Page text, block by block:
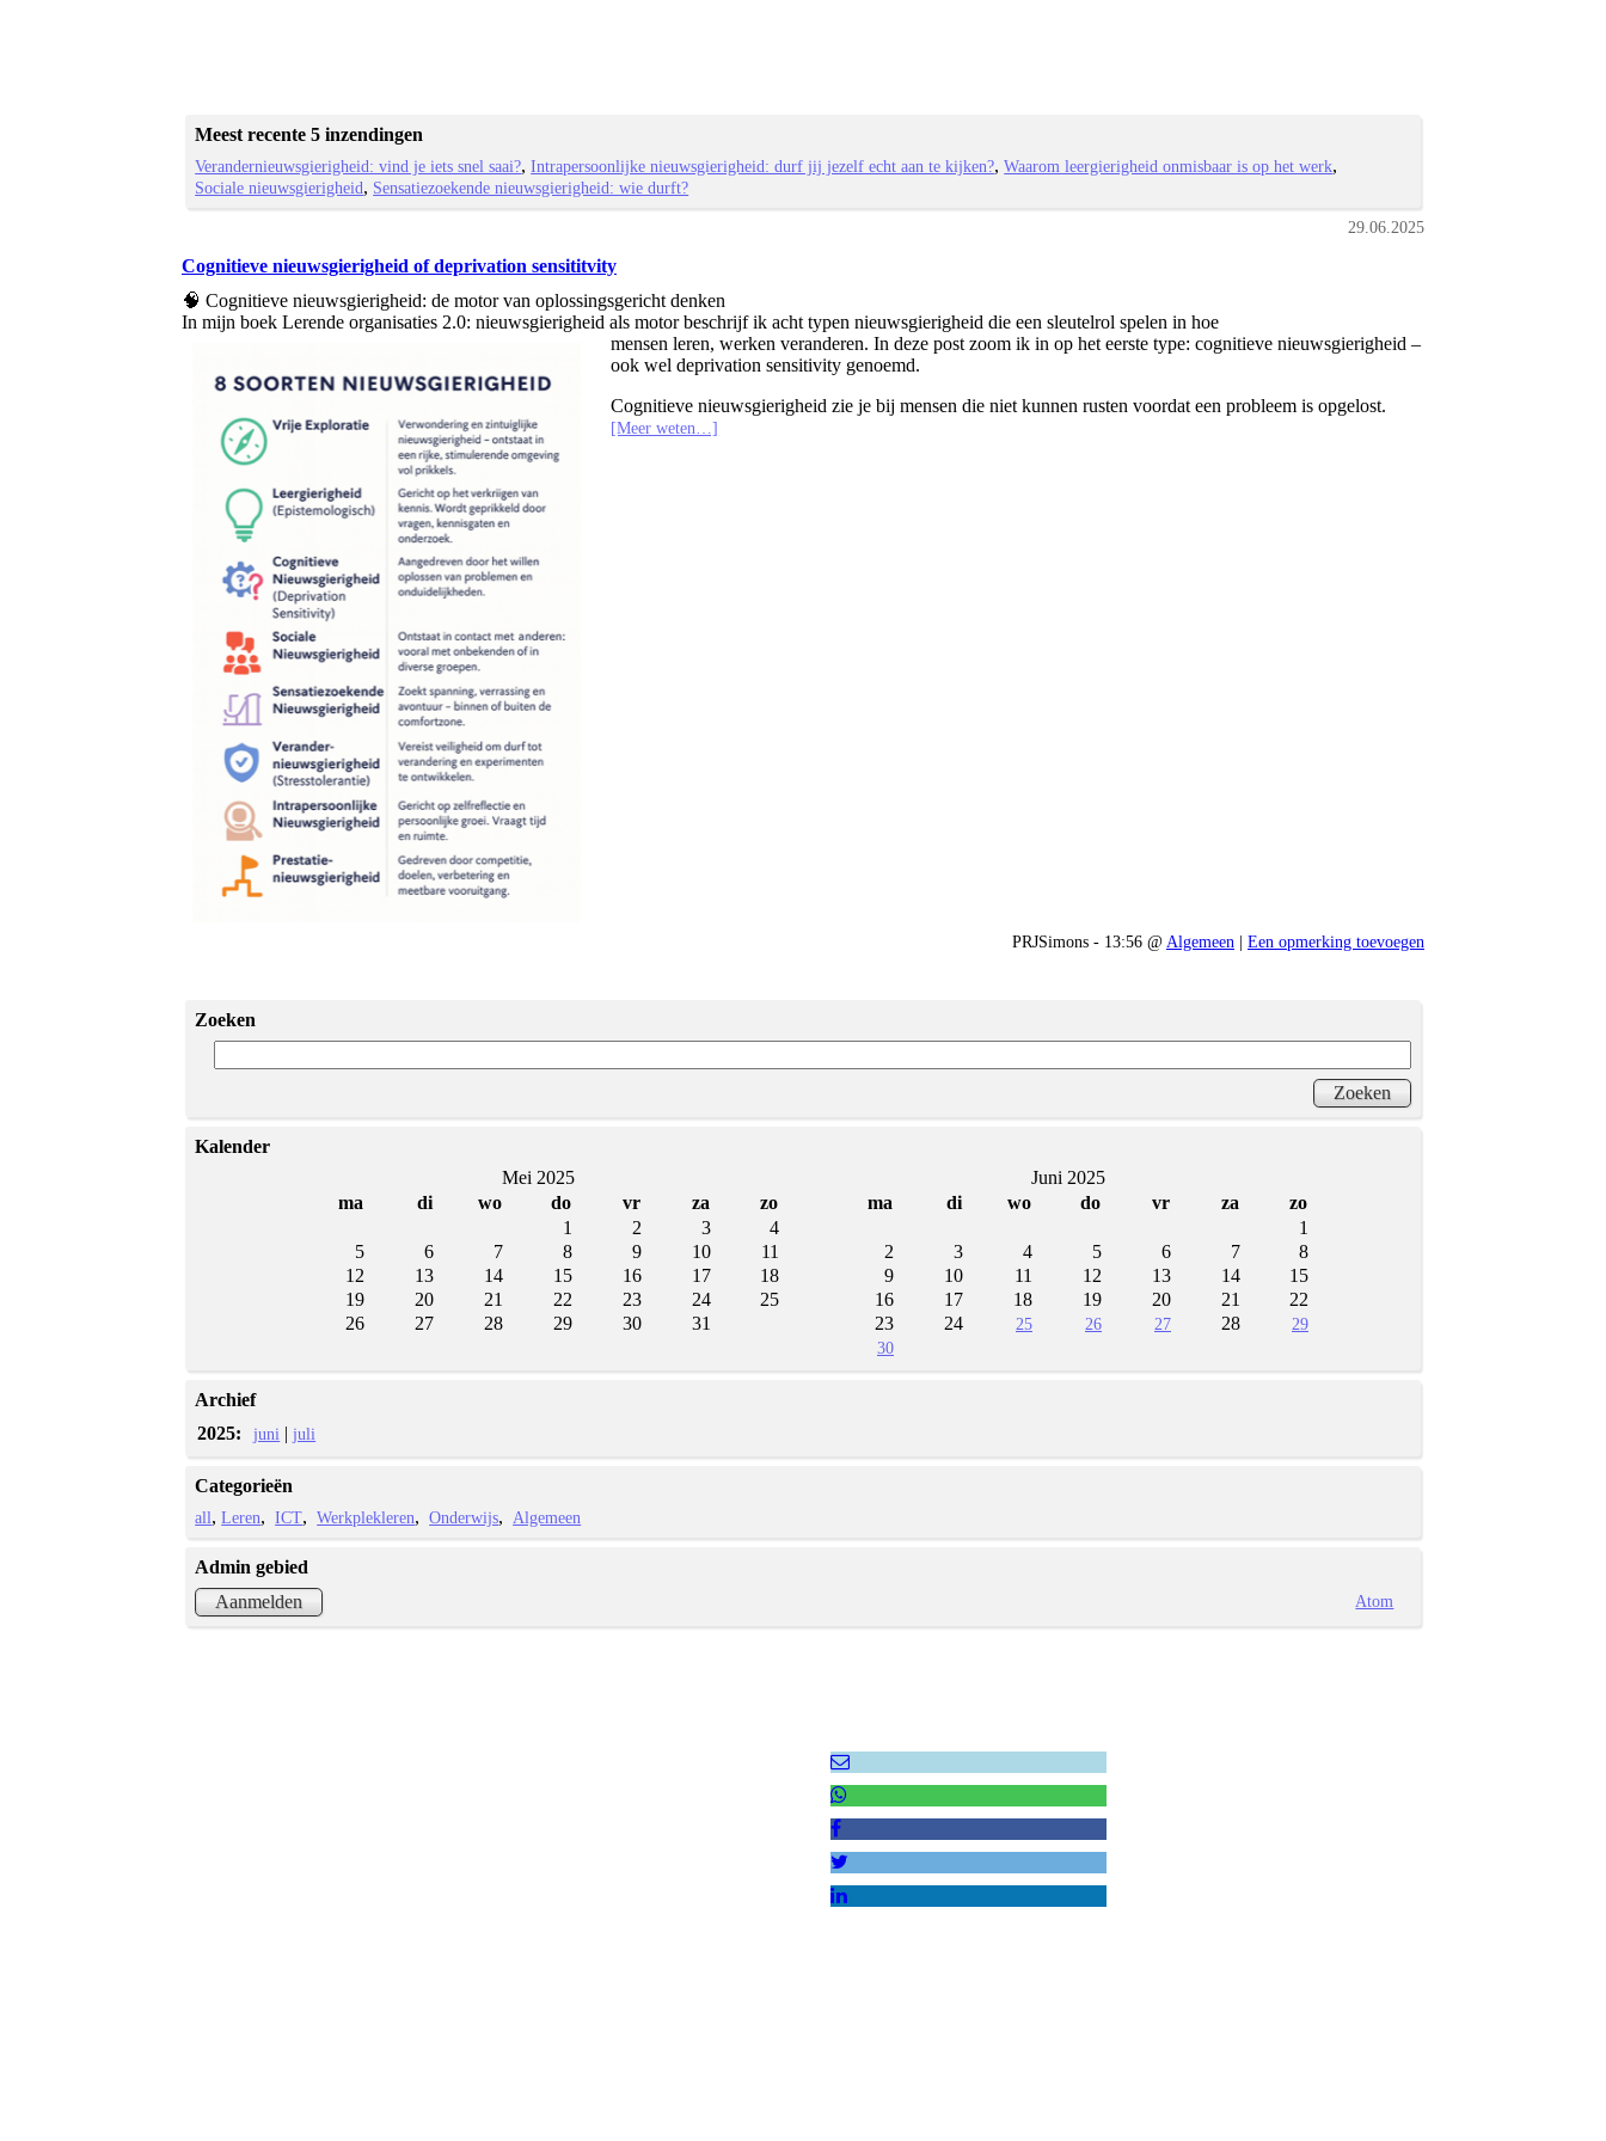
Meest recente 5 inzendingen
Verandernieuwsgierigheid: vind je iets snel saai? Intrapersoonlijke nieuwsgierigheid: durf jij jezelf echt aan te kijken? Waarom leergierigheid onmisbaar is op het werk
Sociale nieuwsgierigheid
Sensatiezoekende nieuwsgierigheid: wie durft?
29.06.2025
Cognitieve nieuwsgierigheid of deprivation sensititvity
🧠 Cognitieve nieuwsgierigheid: de motor van oplossingsgericht denken
In mijn boek Lerende organisaties 2.0: nieuwsgierigheid als motor beschrijf ik acht typen nieuwsgierigheid die een sleutelrol spelen in hoe
mensen leren, werken veranderen. In deze post zoom ik in op het eerste type: cognitieve nieuwsgierigheid –
ook wel deprivation sensitivity genoemd.
Cognitieve nieuwsgierigheid zie je bij mensen die niet kunnen rusten voordat een probleem is opgelost.
[Meer weten…]
PRJSimons - 13:56 @ Algemeen | Een opmerking toevoegen
Zoeken
Kalender
Mei 2025
ma
di wo do vr za
zo
1
2 3
4
5
6 7 8 9 10
11
12
13 14 15 16 17
18
19
20 21 22 23 24
25
26
27 28 29 30 31
Juni 2025
ma
di wo do vr za
zo
1
2
3 4 5 6 7
8
9
10 11 12 13 14
15
16
17 18 19 20 21
22
23
24 25 26 27 28
29
30
Archief
2025:
juni |juli
Categorieën
all Leren ICT Werkplekleren Onderwijs Algemeen
Admin gebied
Aanmelden
Atom